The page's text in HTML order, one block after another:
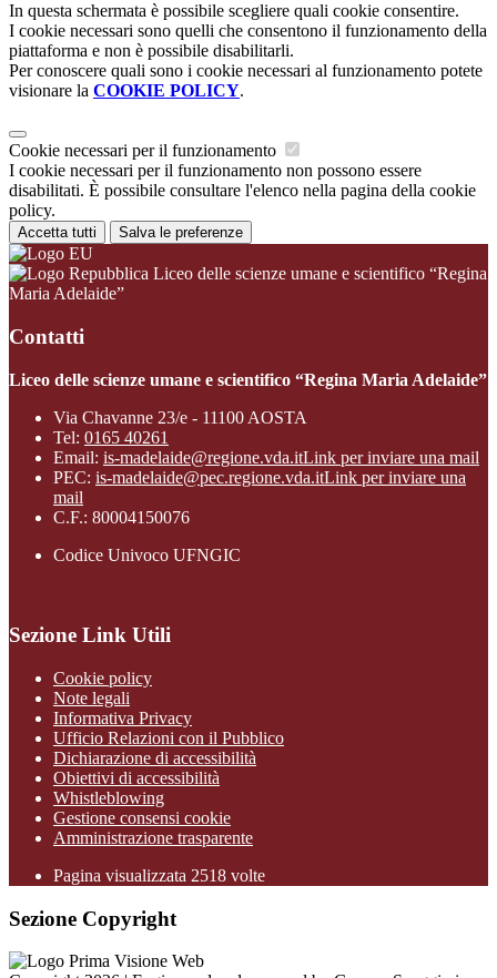
In questa schermata è possibile scegliere quali cookie consentire.
I cookie necessari sono quelli che consentono il funzionamento della
piattaforma e non è possibile disabilitarli.
Per conoscere quali sono i cookie necessari al funzionamento potete
visionare la COOKIE POLICY.
Cookie necessari per il funzionamento
I cookie necessari per il funzionamento non possono essere
disabilitati. È possibile consultare l'elenco nella pagina della cookie
policy.
Accetta tutti Salva le preferenze
Liceo delle scienze umane e scientifico “Regina
Maria Adelaide”
Contatti
Liceo delle scienze umane e scientifico “Regina Maria Adelaide”
Via Chavanne 23/e - 11100 AOSTA
Tel: 0165 40261
Email: is-madelaide@regione.vda.itLink per inviare una mail
PEC: is-madelaide@pec.regione.vda.itLink per inviare una
mail
C.F.: 80004150076
Codice Univoco UFNGIC
Sezione Link Utili
Cookie policy
Note legali
Informativa Privacy
Ufficio Relazioni con il Pubblico
Dichiarazione di accessibilità
Obiettivi di accessibilità
Whistleblowing
Gestione consensi cookie
Amministrazione trasparente
Pagina visualizzata 2518 volte
Sezione Copyright